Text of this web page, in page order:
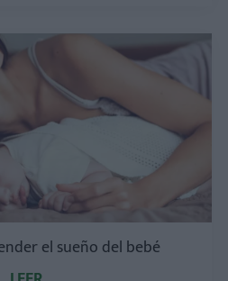
el sueño del bebé